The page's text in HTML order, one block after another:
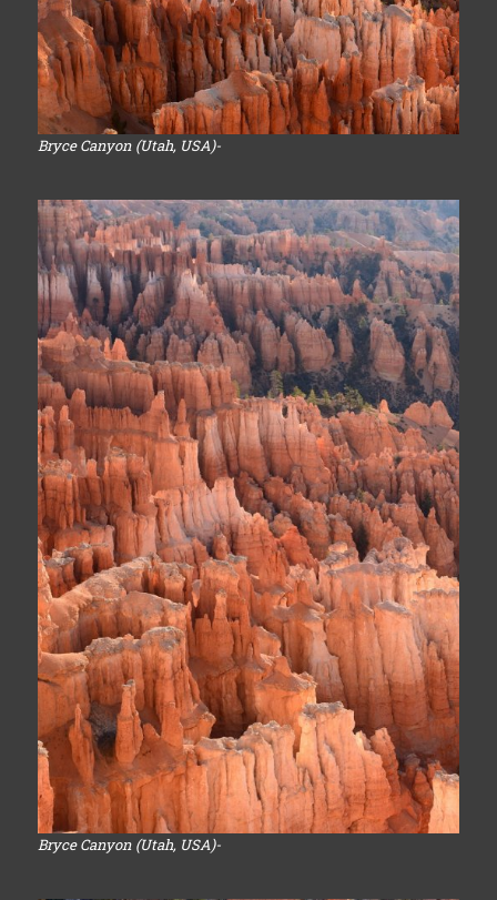
Bryce Canyon (Utah, USA)-
Bryce Canyon (Utah, USA)-